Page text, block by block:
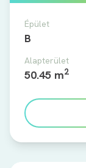
Épület
B
Alapterület
50.45 m2